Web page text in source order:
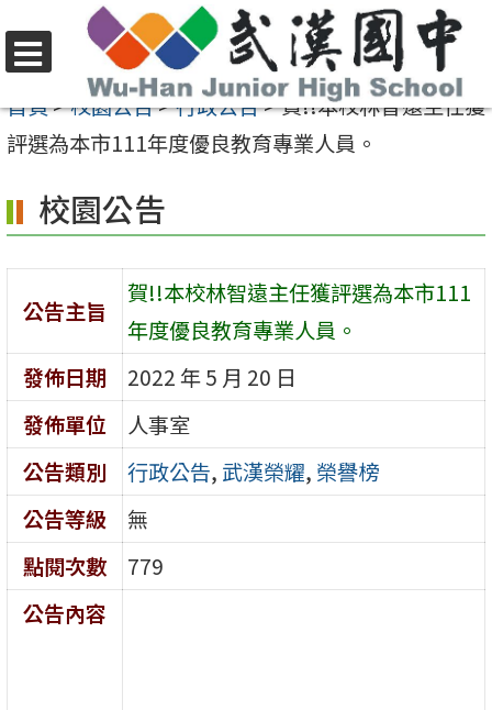
至
要
容
區
選
單
首頁>校園公告>行政公告>賀!!本校林智遠主任獲
評選為本市111年度優良教育專業人員。
校園公告
公告主旨
賀!!本校林智遠主任獲評選為本市111
年度優良教育專業人員。
發佈日期
2022 年 5 月 20 日
發佈單位
人事室
公告類別
行政公告, 武漢榮耀, 榮譽榜
公告等級
無
點閱次數
779
公告內容